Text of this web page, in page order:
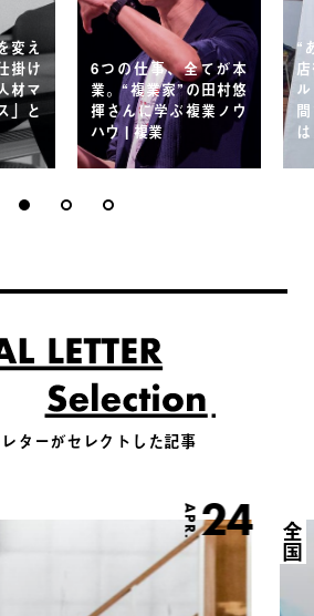
変え
掛け
材マ
」と
6つの仕事、全てが本
業。“複業家”の田村悠
揮さんに学ぶ複業ノウ
ハウ | 複業
“
ターがセレクトした記事
APR.24 全国